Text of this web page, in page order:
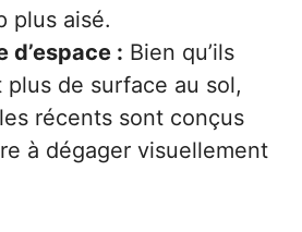
plus aisé.
d’espace : Bien qu’ils
plus de surface au sol,
récents sont conçus
à dégager visuellement